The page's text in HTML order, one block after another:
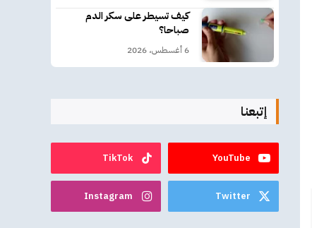
كيف تسيطر على سكر الدم
صباحا؟
6 أغسطس، 2026
إتبعنا
YouTube
TikTok
Twitter
Instagram